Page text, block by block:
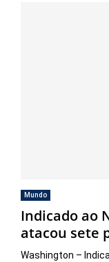
Mundo
Indicado ao
atacou sete
Washington –